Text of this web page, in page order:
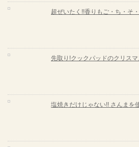
超ぜいたく!!香りもご・ち・そ
先取り!クックパッドのクリス
塩焼きだけじゃない!! さんまを